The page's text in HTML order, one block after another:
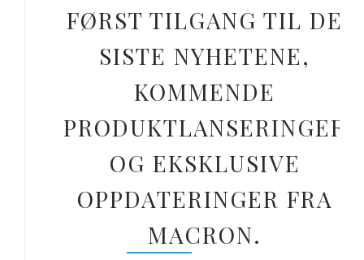
FØRST TILGANG TIL DE
SISTE NYHETENE,
KOMMENDE
PRODUKTLANSERINGER
OG EKSKLUSIVE
OPPDATERINGER FRA
MACRON.